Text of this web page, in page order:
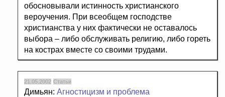
обосновывали истинность христианского
вероучения. При всеобщем господстве
христианства у них фактически не оставалось
выбора – либо обслуживать религию, либо гореть
на кострах вместе со своими трудами.
21.05.2002 Статьи
Димьян: Агностицизм и проблема